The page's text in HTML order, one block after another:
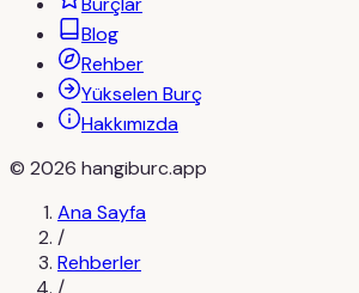
Blog
Rehber
Yükselen Burç
Hakkımızda
© 2026 hangiburc.app
Ana Sayfa
/
Rehberler
/